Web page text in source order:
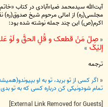
آیت‌الله سیدمحمد ضیاءآبادی در کتاب
مجلسی(ره) از امالی مرحوم شیخ صدوق(ره)
اکرم(ص) این چند جمله نوشته شده بود:
« صِلْ مَنْ قطعک و قُلِ الحقَّ و لَوْ
إلیْکَ »
ترجمه
« اگر کسی از تو برید، تو به او
تمام شودونیکی کن درباره کسی که به تو